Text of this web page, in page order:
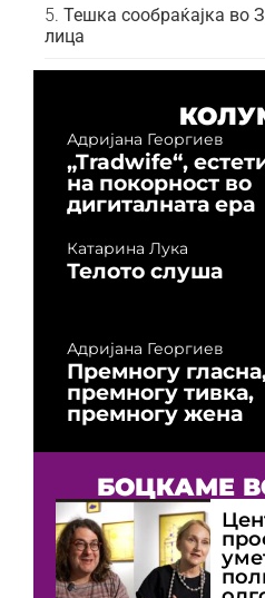
Тешка сообраќајка во
лица
Адријана Георгиев
„Tradwife“,
на покорност во
дигиталната ера
Катарина Лука
Телото слуша
Адријана Георгиев
Премногу
премногу тивка,
премногу жена
БОЦКАМЕ